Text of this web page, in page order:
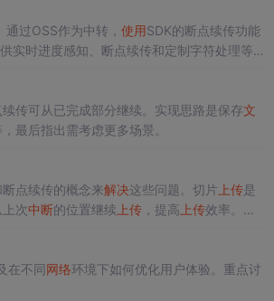
过OSS作为中转， 使用SDK的断点续传功能
实时进度感知、断点续传和定制字符处理等
传可从已完成部分继续。实现思路是保存文
最后指出需考虑更多场景。
点续传的概念来解决这些问题。切片 上传是
次中断的位置继续 上传，提高 上传效率。文
在不同网络环境下如何优化用户体验。重点讨